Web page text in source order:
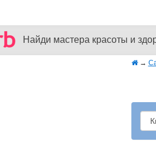
Найди мастера красоты и
→